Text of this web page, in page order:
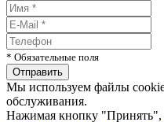
* Обязательные поля
Мы используем файлы
обслуживания.
Нажимая кнопку "Принять",